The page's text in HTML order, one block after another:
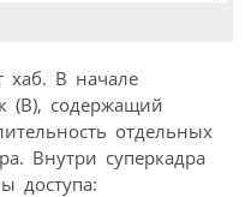
хаб. В начале
(B), содержащий
отдельных
Внутри суперкадра
доступа: